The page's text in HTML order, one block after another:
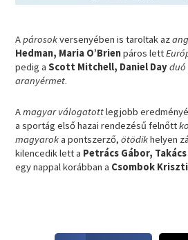
Apárosokversenyében is taroltak az
Hedman, Maria O’Brienpáros lett
pedig aScott Mitchell, Daniel Dayduó
aranyérmet.
Amagyar válogatottlegjobb
a sportág első hazai rendezésű felnőtt
magyaroka pontszerző,ötödikhelyen
kilencedik lett a Petrács Gábor,
egy nappal korábban a Csombok